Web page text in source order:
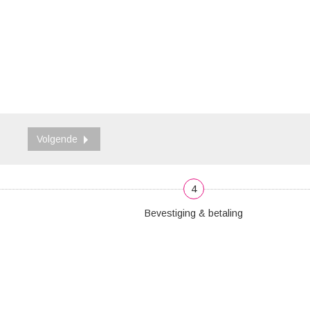
Volgende
4
Bevestiging & betaling